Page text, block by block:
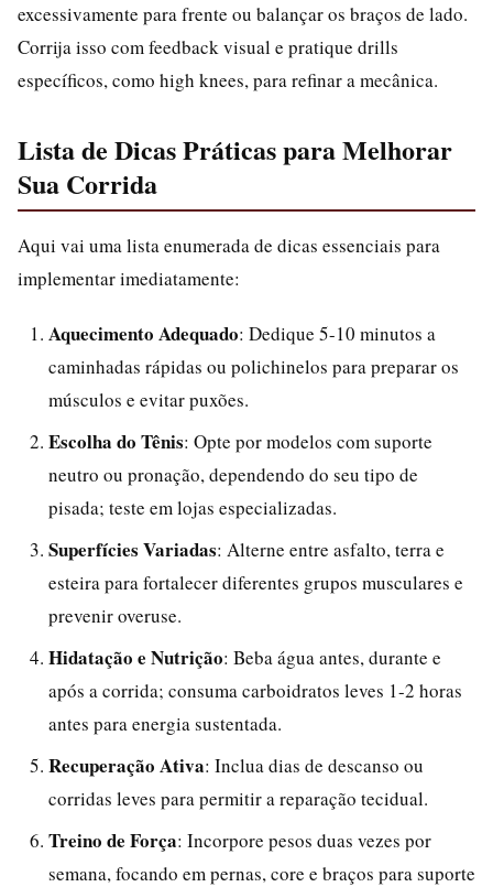
excessivamente para frente ou balançar os braços de lado.
Corrija isso com feedback visual e pratique drills
específicos, como high knees, para refinar a mecânica.
Lista de Dicas Práticas para Melhorar
Sua Corrida
Aqui vai uma lista enumerada de dicas essenciais para
implementar imediatamente:
Aquecimento Adequado: Dedique 5-10 minutos a
caminhadas rápidas ou polichinelos para preparar os
músculos e evitar puxões.
Escolha do Tênis: Opte por modelos com suporte
neutro ou pronação, dependendo do seu tipo de
pisada; teste em lojas especializadas.
Superfícies Variadas: Alterne entre asfalto, terra e
esteira para fortalecer diferentes grupos musculares e
prevenir overuse.
Hidatação e Nutrição: Beba água antes, durante e
após a corrida; consuma carboidratos leves 1-2 horas
antes para energia sustentada.
Recuperação Ativa: Inclua dias de descanso ou
corridas leves para permitir a reparação tecidual.
Treino de Força: Incorpore pesos duas vezes por
semana, focando em pernas, core e braços para suporte